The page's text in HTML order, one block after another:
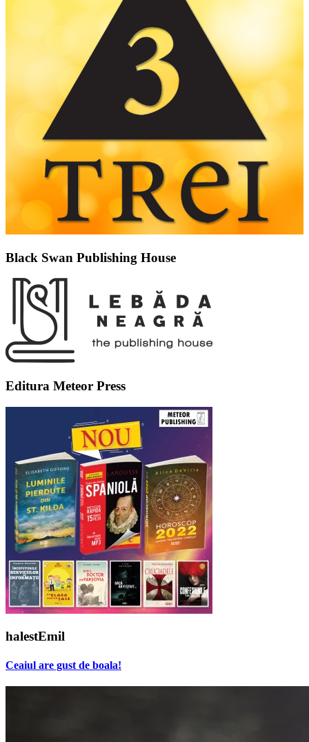
Black Swan Publishing House
Editura Meteor Press
halestEmil
Ceaiul are gust de boala!